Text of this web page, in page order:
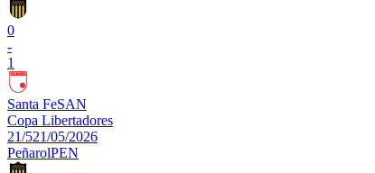
0
-
1
Santa FeSAN
Copa Libertadores
21/521/05/2026
PeñarolPEN